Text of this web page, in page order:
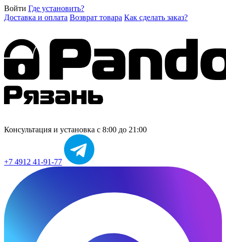
Войти Где установить?
Доставка и оплата Возврат товара Как сделать заказ?
Консультация и установка с 8:00 до 21:00
+7 4912 41-91-77